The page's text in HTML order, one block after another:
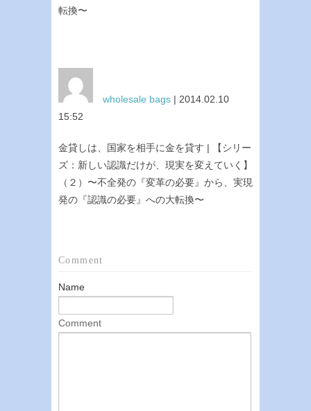
転換〜
wholesale bags | 2014.02.10
15:52
金貸しは、国家を相手に金を貸す | 【シリー
ズ：新しい認識だけが、現実を変えていく】
（２）〜不全発の『変革の必要』から、実現
発の『認識の必要』への大転換〜
Comment
Name
Comment